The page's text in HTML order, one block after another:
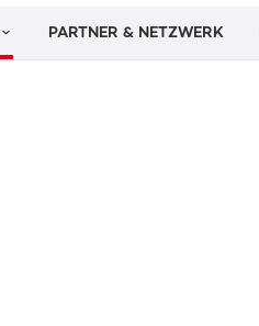
PARTNER & NETZWERK